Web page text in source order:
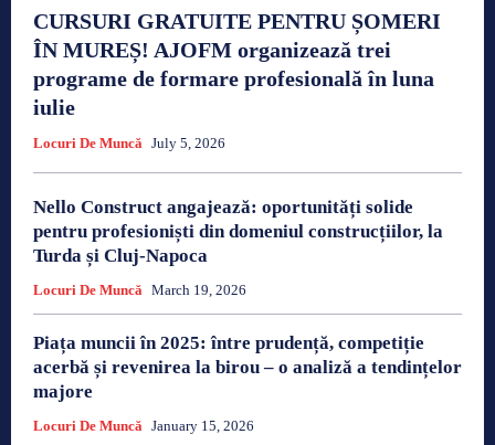
CURSURI GRATUITE PENTRU ȘOMERI
ÎN MUREȘ! AJOFM organizează trei
programe de formare profesională în luna
iulie
Locuri De Muncă July 5, 2026
Nello Construct angajează: oportunități solide
pentru profesioniști din domeniul construcțiilor, la
Turda și Cluj-Napoca
Locuri De Muncă March 19, 2026
Piața muncii în 2025: între prudență, competiție
acerbă și revenirea la birou – o analiză a tendințelor
majore
Locuri De Muncă January 15, 2026